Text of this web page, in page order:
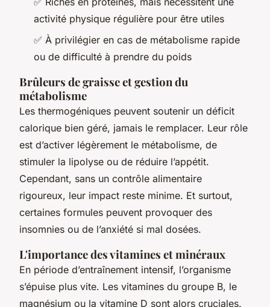
activité physique régulière pour être utiles
✅ À privilégier en cas de métabolisme rapide
ou de difficulté à prendre du poids
Brûleurs de graisse et gestion du
métabolisme
Les thermogéniques peuvent soutenir un déficit
calorique bien géré, jamais le remplacer. Leur rôle
est d’activer légèrement le métabolisme, de
stimuler la lipolyse ou de réduire l’appétit.
Cependant, sans un contrôle alimentaire
rigoureux, leur impact reste minime. Et surtout,
certaines formules peuvent provoquer des
insomnies ou de l’anxiété si mal dosées.
L'importance des vitamines et minéraux
En période d’entraînement intensif, l’organisme
s’épuise plus vite. Les vitamines du groupe B, le
magnésium ou la vitamine D sont alors cruciales.